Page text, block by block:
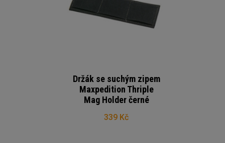
Držák se suchým zipem
Maxpedition Thriple
Mag Holder černé
339 Kč